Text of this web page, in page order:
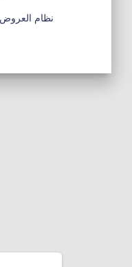
نظام العروض